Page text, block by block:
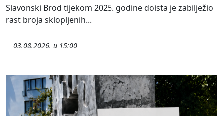
Slavonski Brod tijekom 2025. godine doista je zabilježio
rast broja sklopljenih...
03.08.2026. u 15:00